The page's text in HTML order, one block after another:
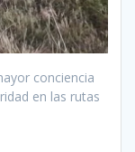
conciencia
en las rutas